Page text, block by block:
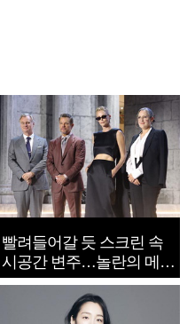
빨려들어갈 듯 스크린 속
시공간 변주…놀란의 메시
지는 ‘전쟁 속죄’